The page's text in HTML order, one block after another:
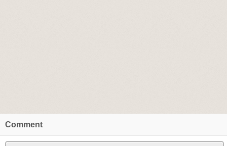
Comment